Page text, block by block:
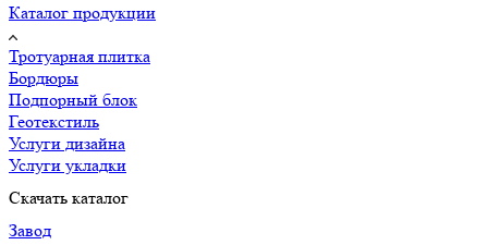
Каталог продукции
Тротуарная плитка
Бордюры
Подпорный блок
Геотекстиль
Услуги дизайна
Услуги укладки
Скачать каталог
Завод